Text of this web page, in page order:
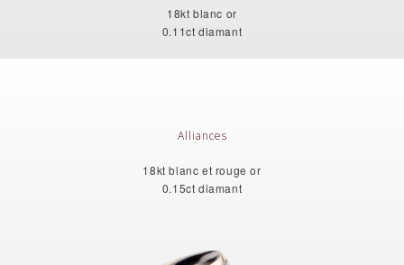
18kt blanc or
0.11ct diamant
Alliances
18kt blanc et rouge or
0.15ct diamant